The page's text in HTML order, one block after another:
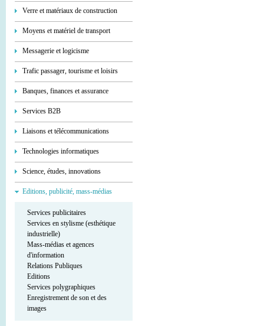
Verre et matériaux de construction
Moyens et matériel de transport
Messagerie et logicisme
Trafic passager, tourisme et loisirs
Banques, finances et assurance
Services В2В
Liaisons et télécommunications
Technologies informatiques
Science, études, innovations
Editions, publicité, mass-médias
Services publicitaires
Services en stylisme (esthétique
industrielle)
Mass-médias et agences
d'information
Relations Publiques
Editions
Services polygraphiques
Enregistrement de son et des
images